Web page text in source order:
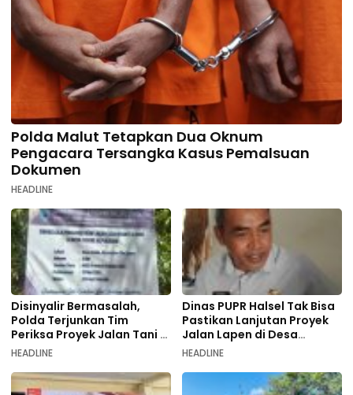
Polda Malut Tetapkan Dua Oknum
Pengacara Tersangka Kasus Pemalsuan
Dokumen
HEADLINE
Disinyalir Bermasalah,
Polda Terjunkan Tim
Periksa Proyek Jalan Tani di
Galala
HEADLINE
Dinas PUPR Halsel Tak Bisa
Pastikan Lanjutan Proyek
Jalan Lapen di Desa
Sambiki
HEADLINE